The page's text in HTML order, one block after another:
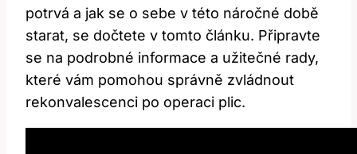
potrvá a jak se o sebe v této náročné době
starat, se dočtete v tomto článku. Připravte
se na podrobné informace a užitečné rady,
které vám pomohou správně zvládnout
rekonvalescenci po operaci plic.